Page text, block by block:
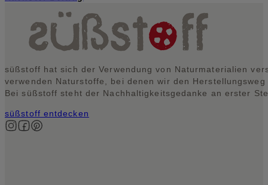
süßstoff hat sich der Verwendung von Naturmaterialien
verwenden Naturstoffe, bei denen wir den Herstellungsweg
Bei süßstoff steht der Nachhaltigkeitsgedanke an erster
süßstoff entdecken
Auf Instagram folgen
Auf Facebook folgen
Auf Pinterest folgen